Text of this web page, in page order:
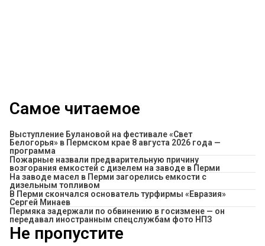
Самое читаемое
Выступление Булановой на фестивале «Свет
Белогорья» в Пермском крае 8 августа 2026 года —
программа
Пожарные назвали предварительную причину
возгорания емкостей с дизелем на заводе в Перми
На заводе масел в Перми загорелись емкости с
дизельным топливом
В Перми скончался основатель турфирмы «Евразия»
Сергей Минаев
Пермяка задержали по обвинению в госизмене — он
передавал иностранным спецслужбам фото НПЗ
Не пропустите